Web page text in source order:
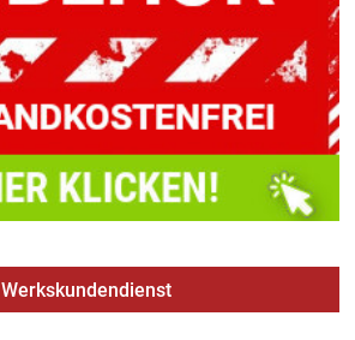
Werkskundendienst